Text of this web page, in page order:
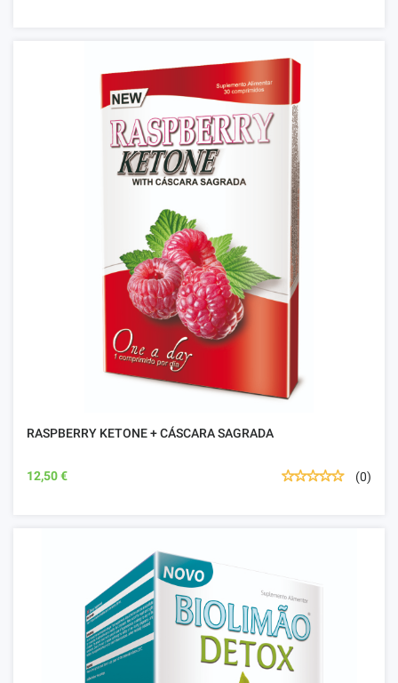
RASPBERRY KETONE + CÁSCARA SAGRADA
12,50 € (0)